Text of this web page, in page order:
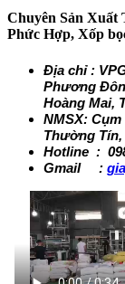
Chuyên Sản Xuất
Phức Hợp, Xốp
Địa chỉ :
Phương
Hoàng Mai,
NMSX: Cụm
Thường Tín,
Hotline :
Gmail :